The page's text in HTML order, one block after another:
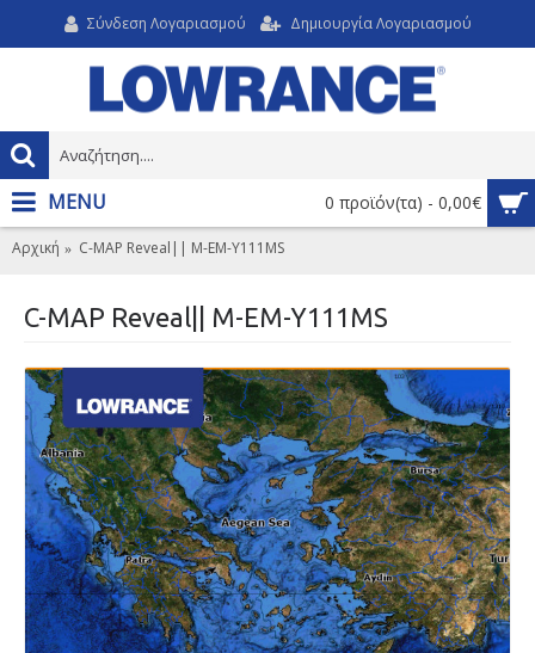
Σύνδεση Λογαριασμού Δημιουργία Λογαριασμού
0 προϊόν(τα) - 0,00€
MENU
Αρχική C-MAP Reveal|| M-EM-Y111MS
C-MAP Reveal|| M-EM-Y111MS